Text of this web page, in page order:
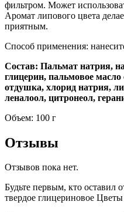
фильтром. Может
Аромат липового цвета
приятным.
Способ применения:
Состав: Пальмат натрия,
глицерин, пальмовое
отдушка, хлорид натрия,
леналоол, цитронеол,
Объем: 100 г
Отзывы
Отзывов пока нет.
Будьте первым, кто оставил
твердое глицериновое